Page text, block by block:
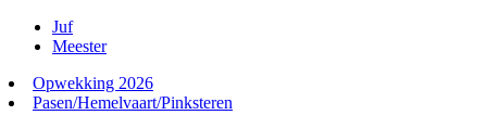
Juf
Meester
Opwekking 2026
Pasen/Hemelvaart/Pinksteren